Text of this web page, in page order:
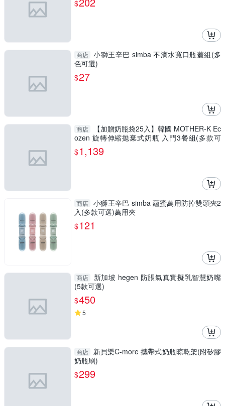
$
商店 小獅王辛巴 simba 不滴水寬口瓶蓋組(多
色可選)
$27
商店
【加贈奶瓶袋25入】韓國 MOTHER-K Ec
ozen 旋轉伸縮拋棄式奶瓶 入門3餐組(多款可
選)
$1,139
商店 小獅王辛巴 simba 蘊蜜萬用防掉雙頭夾2
入(多款可選)萬用夾
$121
商店
新加坡 hegen 防脹氣真實擬乳智慧奶嘴
(5款可選)
$450
5
商店
新貝樂C-more 攜帶式奶瓶晾乾架(附矽膠
奶瓶刷)
$299